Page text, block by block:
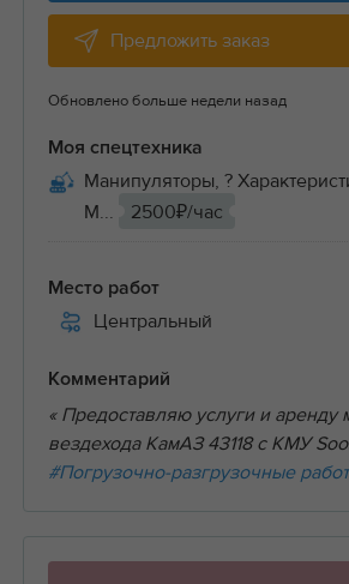
Предложить заказ
Обновлено больше недели назад
Моя спецтехника
Манипуляторы, ?
М...
2500₽/час
Место работ
Центральный
Комментарий
« Предоставляю услуги и аренду
вездехода КамАЗ 43118 с КМУ
#Погрузочно-разгрузочные